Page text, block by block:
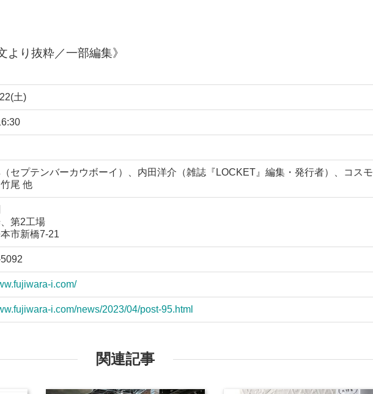
より抜粋／一部編集》
土)
セプテンバーカウボーイ）、内田洋介（雑誌『LOCKET』編集・発行者）、コスモ
尾 他
第2工場
市新橋7-21
i.com/
i.com/news/2023/04/post-95.html
関連記事